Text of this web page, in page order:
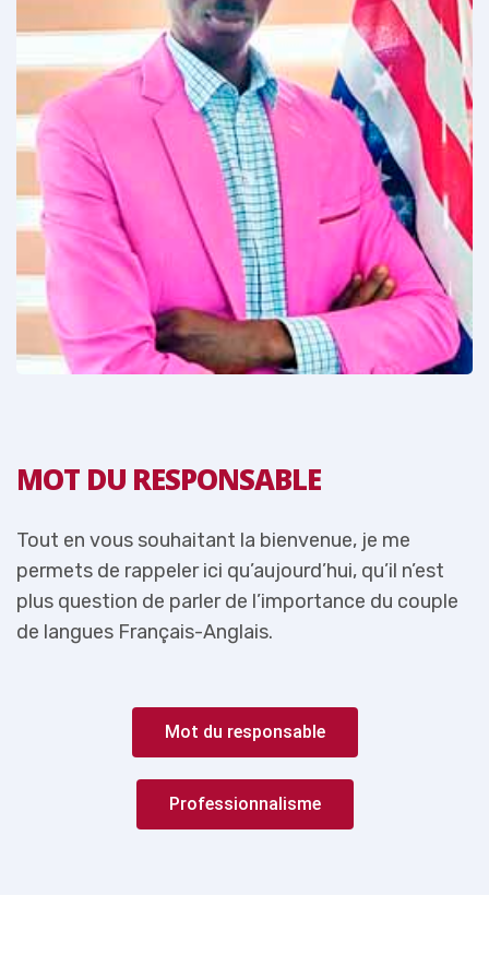
MOT DU RESPONSABLE
Tout en vous souhaitant la bienvenue, je me
permets de rappeler ici qu’aujourd’hui, qu’il n’est
plus question de parler de l’importance du couple
de langues Français-Anglais.
Mot du responsable
Professionnalisme